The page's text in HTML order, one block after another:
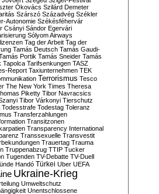
Ókovács Szilárd Demeter
Szárszó Századvég Székler
Autonomie Székésféhervár
Csányi Sándor Egervári
Sólyom Airways
Tag der Arbeit Tag der
Tamás Deutsch Tamás Gaudi-
Portik Tamás Sneider Tamás
Tapolca Tarifsenkungen TASZ
Report Taxiunternehmen TEK
Terrorismus Tesco
The New York Times Theresa
Piketty Tibor Navracsics
Tibor Várkonyi Tierschutz
Todesstrafe Todestag Toleranz
Transferzahlungen
Transitzonen
Transparency International
Transsexuelle Transvestit
Trauertag Trauma
Truppenabzug TTIP Tucker
Tugenden TV-Debatte TV-Duell
Handó Türkei Uber UEFA
Ukraine-Krieg
Umweltschutz
Unentschlossene